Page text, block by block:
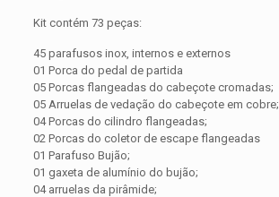
Kit contém 73 peças:
45 parafusos inox, internos e externos
01 Porca do pedal de partida
05 Porcas flangeadas do cabeçote cromadas;
05 Arruelas de vedação do cabeçote em cobre;
04 Porcas do cilindro flangeadas;
02 Porcas do coletor de escape flangeadas
01 Parafuso Bujão;
01 gaxeta de alumínio do bujão;
04 arruelas da pirâmide;